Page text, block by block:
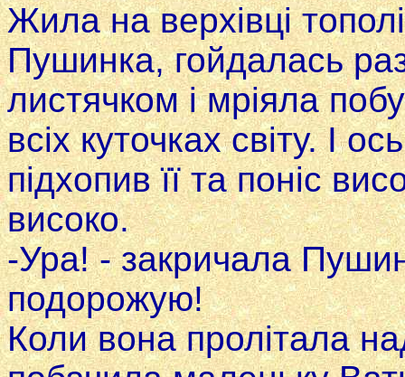
Жила на верхівці тополі
Пушинка, гойдалась
листячком i мріяла
всіх куточках світу. І
підхопив її та поніс
високо.
-Ура! - закричала
подорожую!
Коли вона пролітала